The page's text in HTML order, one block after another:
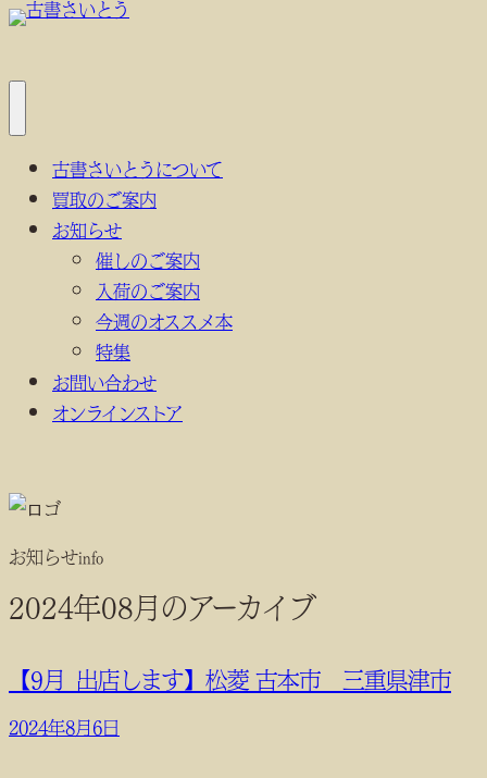
内
を
キ
ュ
を
開
古書さいとうについて
買取のご案内
お知らせ
催しのご案内
入荷のご案内
今週のオススメ本
特集
お問い合わせ
オンラインストア
お知らせinfo
2024年08月のアーカイブ
【9月_出店します】松菱 古本市 三重県津市
2024年8月6日